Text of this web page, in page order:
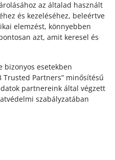
az általad használt
és kezeléséhez, beleértve
elemzést, könnyebben
azt, amit keresel és
bizonyos esetekben
Trusted Partners” minősítésű
partnereink által végzett
szabályzatában